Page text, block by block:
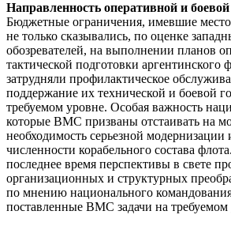
Направленность оперативной и
Бюджетные ограничения, имевшие
не только сказывались, по оценке
обозревателей, на выполнении планов
тактической подготовки аргентинского
затрудняли профилактическое
поддержание их технической и боевой
требуемом уровне. Особая важность
которые ВМС призваны отстаивать на
необходимость серьезной модернизации
численности корабельного состава
последнее время перспективы в свете
организационных и структурных
по мнению национального
поставленные ВМС задачи на требуемом